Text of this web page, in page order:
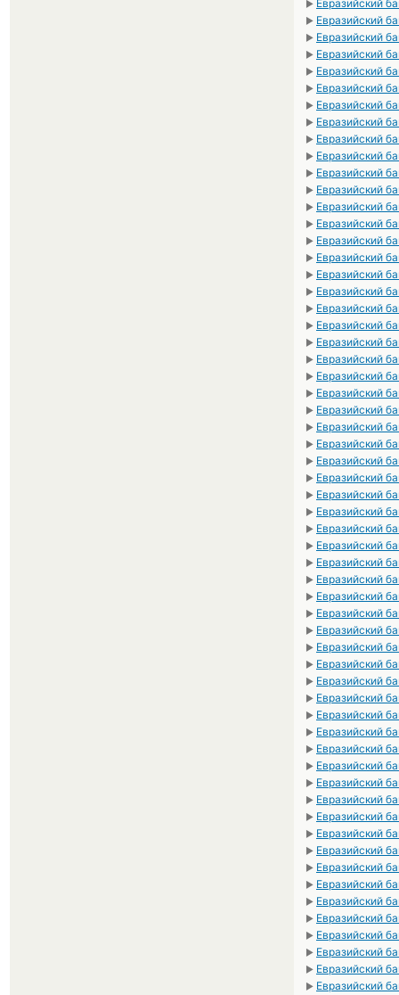
► Евразийский
► Евразийский
► Евразийский
► Евразийский
► Евразийский
► Евразийский
► Евразийский
► Евразийский
► Евразийский
► Евразийский
► Евразийский
► Евразийский
► Евразийский
► Евразийский
► Евразийский
► Евразийский
► Евразийский
► Евразийский
► Евразийский
► Евразийский
► Евразийский
► Евразийский
► Евразийский
► Евразийский
► Евразийский
► Евразийский
► Евразийский
► Евразийский
► Евразийский
► Евразийский
► Евразийский
► Евразийский
► Евразийский
► Евразийский
► Евразийский
► Евразийский
► Евразийский
► Евразийский
► Евразийский
► Евразийский
► Евразийский
► Евразийский
► Евразийский
► Евразийский
► Евразийский
► Евразийский
► Евразийский
► Евразийский
► Евразийский
► Евразийский
► Евразийский
► Евразийский
► Евразийский
► Евразийский
► Евразийский
► Евразийский
► Евразийский
► Евразийский
► Евразийский